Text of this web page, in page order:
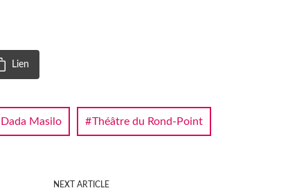
Lien
Dada Masilo Théâtre du Rond-Point
NEXT ARTICLE